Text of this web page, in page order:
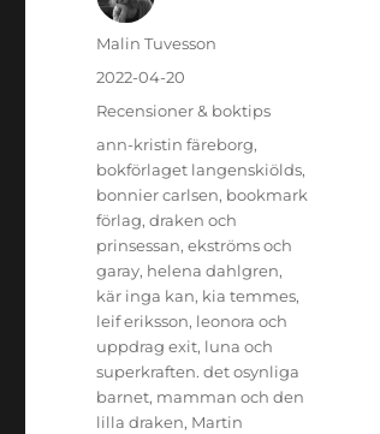
Författare
Malin Tuvesson
Publicerat
2022-04-20
Kategorier
Recensioner & boktips
Etiketter
ann-kristin färeborg,
bokförlaget langenskiölds,
bonnier carlsen, bookmark
förlag,draken och
prinsessan,ekströms och
garay, helena dahlgren,
kär inga kan, kia temmes,
leif eriksson, leonora och
uppdrag exit, luna och
superkraften. det osynliga
barnet, mamman och den
lilla draken, Martin